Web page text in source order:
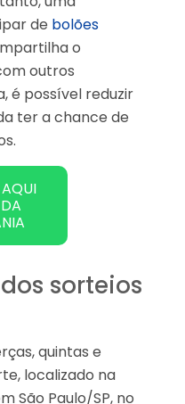
de bolões
o
outros
é possível reduzir
ter a chance de
sorteios
quintas e
localizado na
São Paulo/SP, no